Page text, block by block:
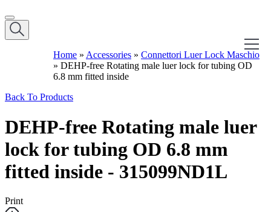
Home » Accessories » Connettori Luer Lock Maschio
» DEHP-free Rotating male luer lock for tubing OD
6.8 mm fitted inside
Back To Products
DEHP-free Rotating male luer
lock for tubing OD 6.8 mm
fitted inside - 315099ND1L
Print